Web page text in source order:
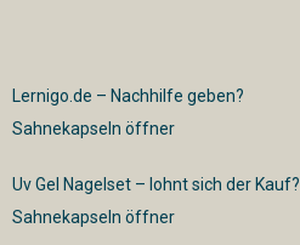
Lernigo.de – Nachhilfe geben?
Sahnekapseln öffner
Uv Gel Nagelset – lohnt sich der Kauf?
Sahnekapseln öffner